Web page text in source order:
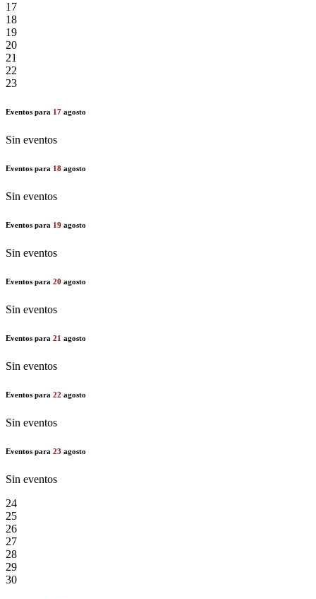
17
18
19
20
21
22
23
Eventos para 17 agosto
Sin eventos
Eventos para 18 agosto
Sin eventos
Eventos para 19 agosto
Sin eventos
Eventos para 20 agosto
Sin eventos
Eventos para 21 agosto
Sin eventos
Eventos para 22 agosto
Sin eventos
Eventos para 23 agosto
Sin eventos
24
25
26
27
28
29
30